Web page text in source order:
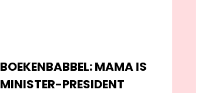
BOEKENBABBEL: MAMA IS
MINISTER-PRESIDENT